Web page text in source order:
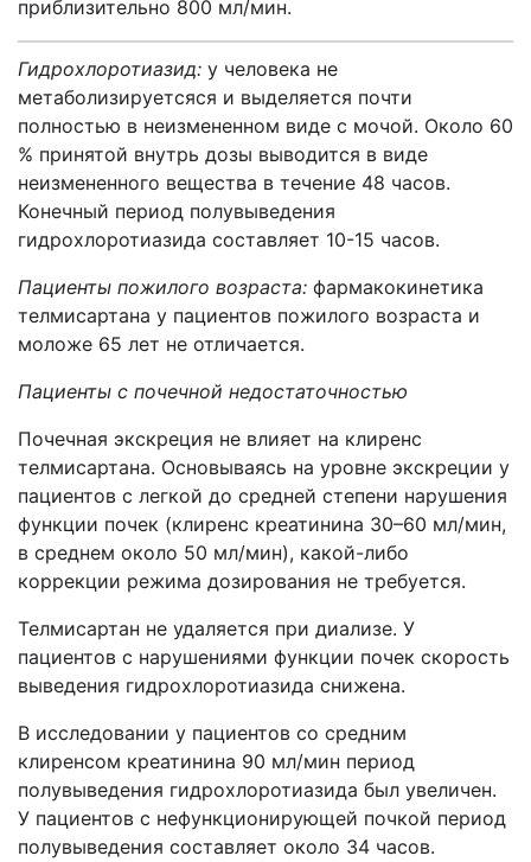
приблизительно 800 мл/мин.
Гидрохлоротиазид: у человека не
метаболизируетсяся и выделяется почти
полностью в неизмененном виде с мочой. Около 60
% принятой внутрь дозы выводится в виде
неизмененного вещества в течение 48 часов.
Конечный период полувыведения
гидрохлоротиазида составляет 10-15 часов.
Пациенты пожилого возраста: фармакокинетика
телмисартана у пациентов пожилого возраста и
моложе 65 лет не отличается.
Пациенты с почечной недостаточностью
Почечная экскреция не влияет на клиренс
телмисартана. Основываясь на уровне экскреции у
пациентов с легкой до средней степени нарушения
функции почек (клиренс креатинина 30–60 мл/мин,
в среднем около 50 мл/мин), какой-либо
коррекции режима дозирования не требуется.
Телмисартан не удаляется при диализе. У
пациентов с нарушениями функции почек скорость
выведения гидрохлоротиазида снижена.
В исследовании у пациентов со средним
клиренсом креатинина 90 мл/мин период
полувыведения гидрохлоротиазида был увеличен.
У пациентов с нефункционирующей почкой период
полувыведения составляет около 34 часов.